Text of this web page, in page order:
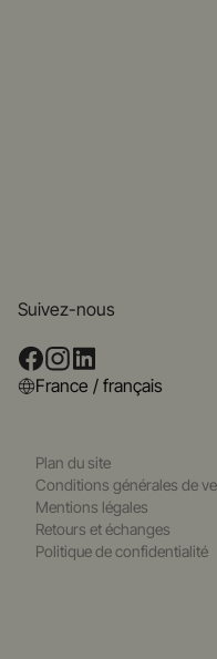
Suivez-nous
France / français
Plan du site
Conditions générales de
Mentions légales
Retours et échanges
Politique de confidentialité